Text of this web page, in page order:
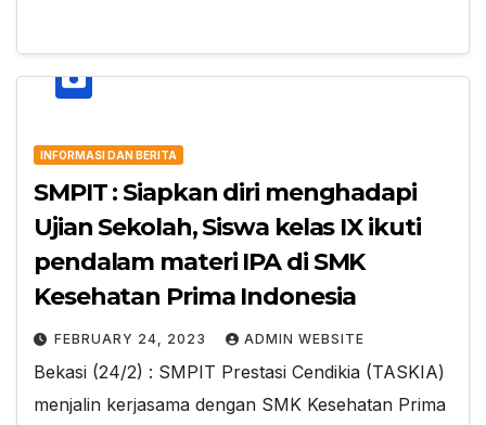
INFORMASI DAN BERITA
SMPIT : Siapkan diri menghadapi
Ujian Sekolah, Siswa kelas IX ikuti
pendalam materi IPA di SMK
Kesehatan Prima Indonesia
FEBRUARY 24, 2023 ADMIN WEBSITE
Bekasi (24/2) : SMPIT Prestasi Cendikia (TASKIA)
menjalin kerjasama dengan SMK Kesehatan Prima